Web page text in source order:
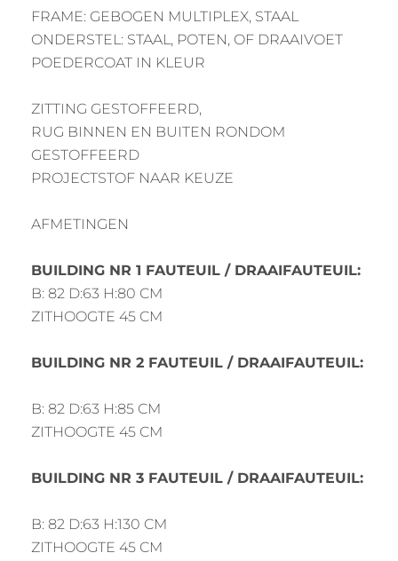
FRAME: GEBOGEN MULTIPLEX, STAAL
ONDERSTEL: STAAL, POTEN, OF DRAAIVOET
POEDERCOAT IN KLEUR
ZITTING GESTOFFEERD,
RUG BINNEN EN BUITEN RONDOM
GESTOFFEERD
PROJECTSTOF NAAR KEUZE
AFMETINGEN
BUILDING NR 1 FAUTEUIL / DRAAIFAUTEUIL:
B: 82 D:63 H:80 CM
ZITHOOGTE 45 CM
BUILDING NR 2 FAUTEUIL / DRAAIFAUTEUIL:
B: 82 D:63 H:85 CM
ZITHOOGTE 45 CM
BUILDING NR 3 FAUTEUIL / DRAAIFAUTEUIL:
B: 82 D:63 H:130 CM
ZITHOOGTE 45 CM